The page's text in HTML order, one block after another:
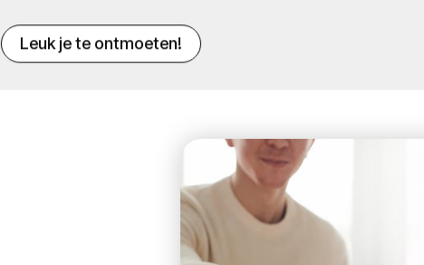
Leuk je te ontmoeten!